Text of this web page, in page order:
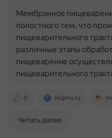
0 irkgmu.ru
Мембранное
полостного тем, что
пищеварительного
различные этапы
пищеварение
пищеварительного
Читать далее